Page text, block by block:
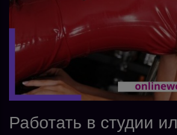
Работать в студии